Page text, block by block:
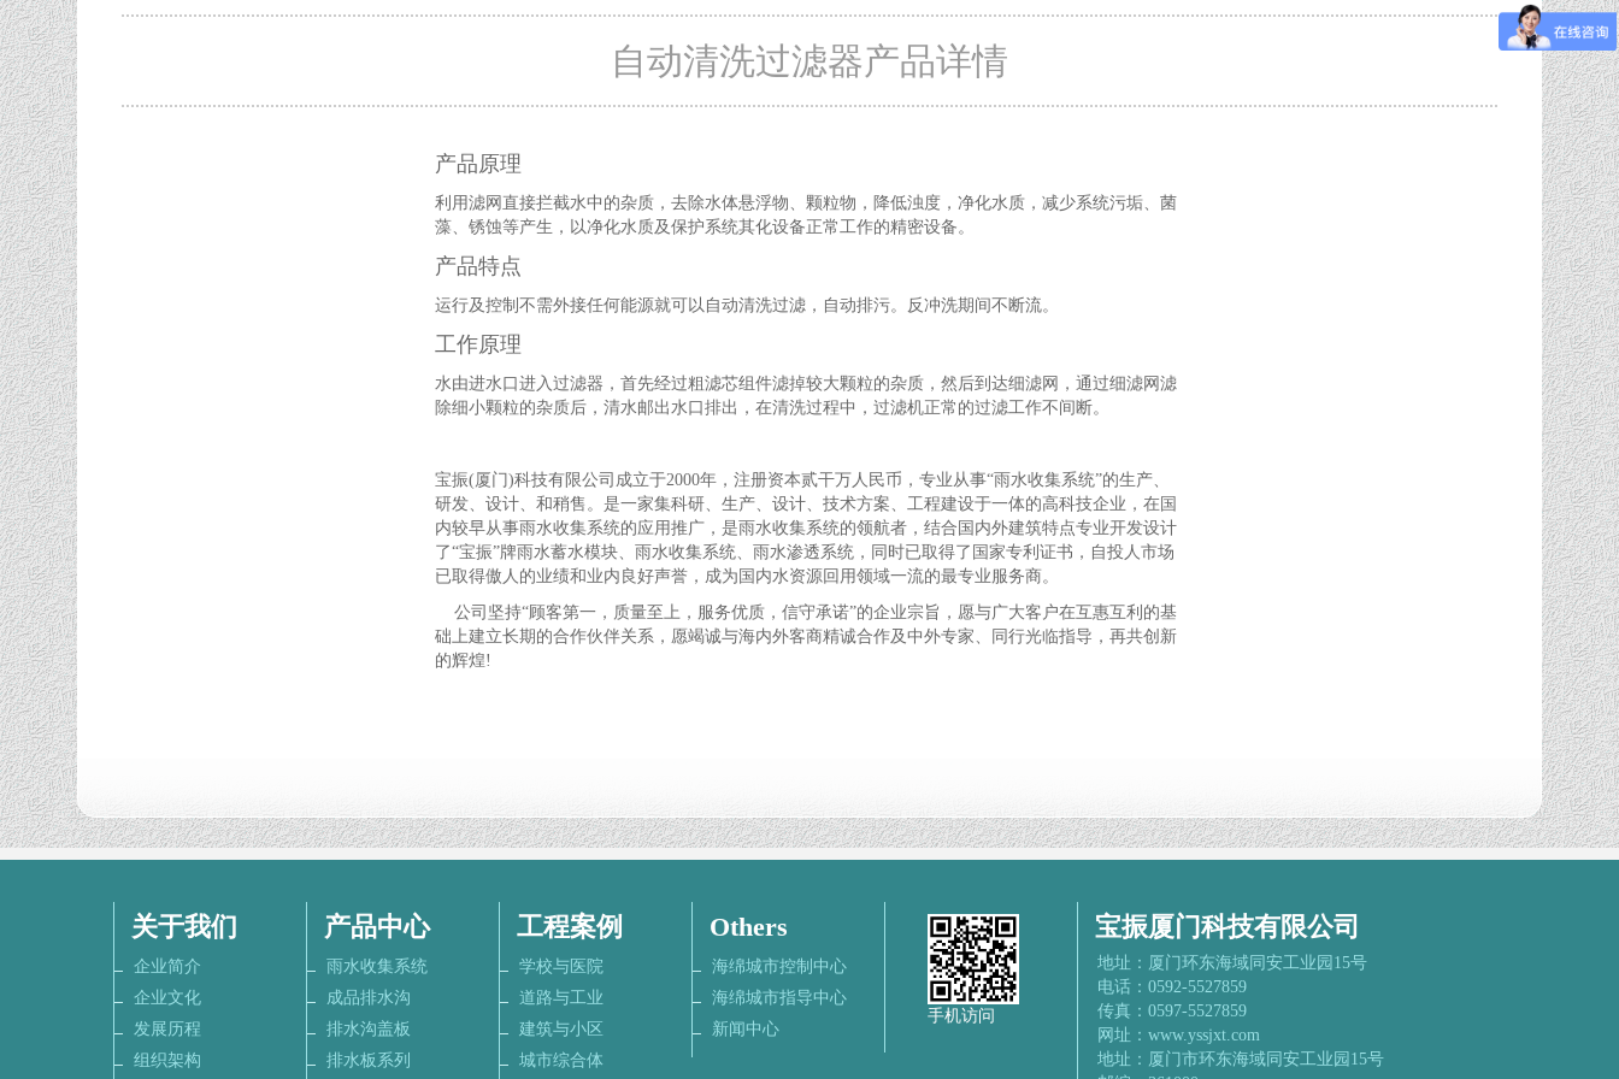
自动清洗过滤器产品详情
产品原理
利用滤网直接拦截水中的杂质，去除水体悬浮物、颗粒物，降低浊度，净化水质，减少系统污垢、菌
藻、锈蚀等产生，以净化水质及保护系统其化设备正常工作的精密设备。
产品特点
运行及控制不需外接任何能源就可以自动清洗过滤，自动排污。反冲洗期间不断流。
工作原理
水由进水口进入过滤器，首先经过粗滤芯组件滤掉较大颗粒的杂质，然后到达细滤网，通过细滤网滤
除细小颗粒的杂质后，清水邮出水口排出，在清洗过程中，过滤机正常的过滤工作不间断。
宝振(厦门)科技有限公司成立于2000年，注册资本贰干万人民币，专业从事“雨水收集系统”的生产、
研发、设计、和稍售。是一家集科研、生产、设计、技术方案、工程建设于一体的高科技企业，在国
内较早从事雨水收集系统的应用推广，是雨水收集系统的领航者，结合国内外建筑特点专业开发设计
了“宝振”牌雨水蓄水模块、雨水收集系统、雨水渗透系统，同时已取得了国家专利证书，自投人市场
已取得傲人的业绩和业内良好声誉，成为国内水资源回用领域一流的最专业服务商。
公司坚持“顾客第一，质量至上，服务优质，信守承诺”的企业宗旨，愿与广大客户在互惠互利的基
础上建立长期的合作伙伴关系，愿竭诚与海内外客商精诚合作及中外专家、同行光临指导，再共创新
的辉煌!
关于我们
企业简介
企业文化
发展历程
组织架构
产品中心
雨水收集系统
成品排水沟
排水沟盖板
排水板系列
工程案例
学校与医院
道路与工业
建筑与小区
城市综合体
Others
海绵城市控制中心
海绵城市指导中心
新闻中心
手机访问
宝振厦门科技有限公司
地址：厦门环东海域同安工业园15号
电话：0592-5527859
传真：0597-5527859
网址：www.yssjxt.com
地址：厦门市环东海域同安工业园15号